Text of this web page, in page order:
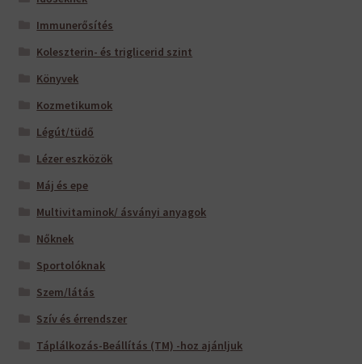
Immunerősítés
Koleszterin- és triglicerid szint
Könyvek
Kozmetikumok
Légút/tüdő
Lézer eszközök
Máj és epe
Multivitaminok/ ásványi anyagok
Nőknek
Sportolóknak
Szem/látás
Szív és érrendszer
Táplálkozás-Beállítás (TM) -hoz ajánljuk